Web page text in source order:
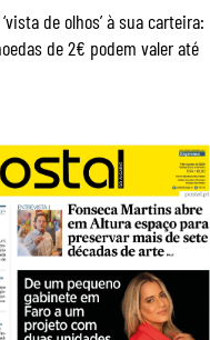
de olhos’ à sua carteira:
de 2€ podem valer até